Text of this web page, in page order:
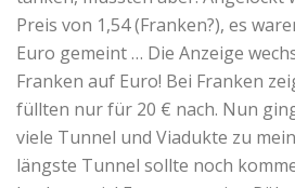
Preis von 1,54 (Franken?), es
Euro gemeint … Die Anzeige
Franken auf Euro! Bei Franken
füllten nur für 20 € nach. Nun
viele Tunnel und Viadukte zu
längste Tunnel sollte noch